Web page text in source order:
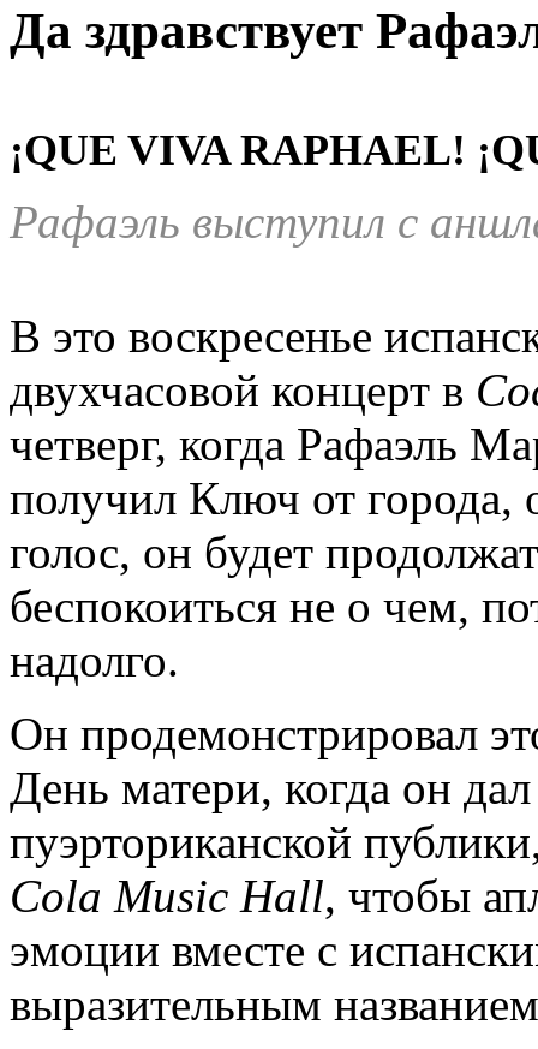
Да здравствует
¡QUE VIVA RAPHAEL!
Рафаэль выступил с
В это воскресенье
двухчасовой концерт в
четверг, когда Рафаэль
получил Ключ от города,
голос, он будет
беспокоиться не о чем,
надолго.
Он продемонстрировал
День матери, когда он
пуэрториканской
Cola Music Hall, чтобы
эмоции вместе с
выразительным